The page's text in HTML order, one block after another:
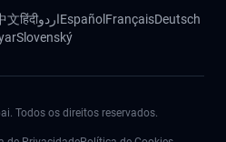
文हिंदीاردوEspañol FrançaisDeutsch
Slovenský
Todos os direitos reservados.